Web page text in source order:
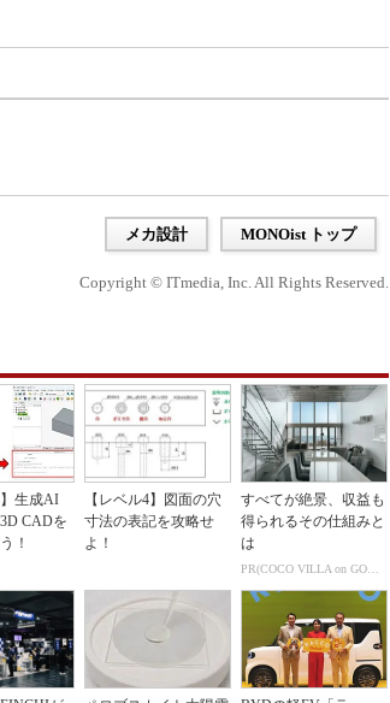
メカ設計 MONOist トップ
Copyright © ITmedia, Inc. All Rights Reserved.
】生成AI
CADを
！
【レベル4】図面の穴
寸法の表記を攻略せ
よ！
すべてが絶景、収益も
得られるその仕組みと
は
PR(COCO VILLA on GOETHE)